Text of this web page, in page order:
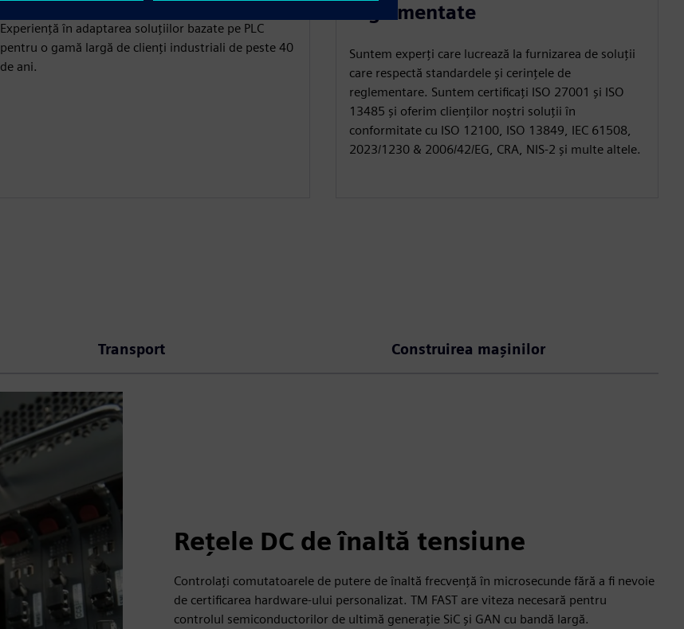
Experiență în adaptarea soluțiilor bazate pe PLC
pentru o gamă largă de clienți industriali de peste 40
de ani.
reglementate
Suntem experți care lucrează la furnizarea de soluții
care respectă standardele și cerințele de
reglementare. Suntem certificați ISO 27001 și ISO
13485 și oferim clienților noștri soluții în
conformitate cu ISO 12100, ISO 13849, IEC 61508,
2023/1230 & 2006/42/EG, CRA, NIS-2 și multe altele.
Transport Construirea mașinilor
Rețele DC de înaltă tensiune
Controlați comutatoarele de putere de înaltă frecvență în microsecunde fără a fi nevoie
de certificarea hardware-ului personalizat. TM FAST are viteza necesară pentru
controlul semiconductorilor de ultimă generație SiC și GAN cu bandă largă.